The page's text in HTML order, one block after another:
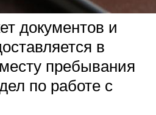
документов и
в
пребывания
по работе с